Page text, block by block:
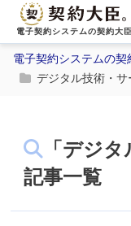
電子契約システムの契約大臣
電子契約システムの契
デジタル技術・
「デジ
記事一覧